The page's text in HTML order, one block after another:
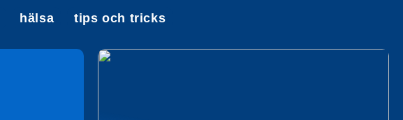
hälsa tips och tricks